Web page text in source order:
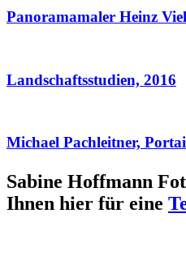
Panoramamaler Heinz
Landschaftsstudien, 2016
Michael Pachleitner,
Sabine Hoffmann
Ihnen hier für eine